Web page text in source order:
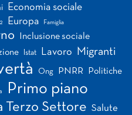
Economia sociale
Europa Famiglia
Inclusione sociale
Istat Lavoro Migranti
Ong PNRR Politiche
Primo piano
Terzo Settore Salute